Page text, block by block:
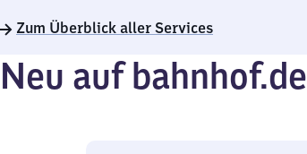
22
Zum Überblick aller Services
Neu auf bahnhof.de